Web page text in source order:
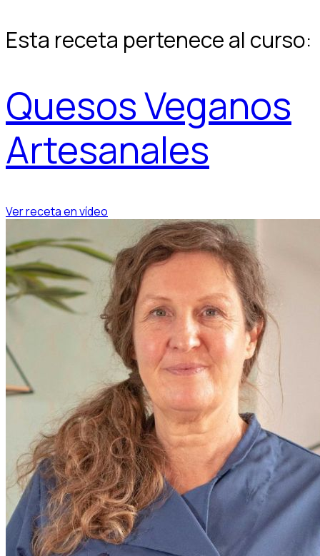
Esta receta pertenece al curso:
Quesos Veganos
Artesanales
Ver receta en vídeo